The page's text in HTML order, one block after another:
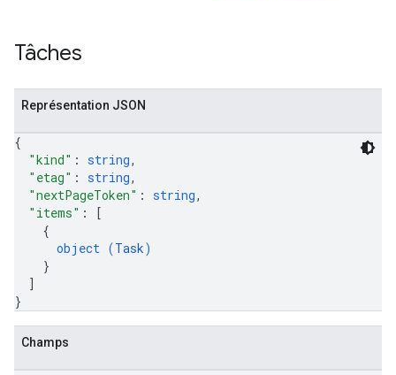
Tâches
Représentation JSON
{
"kind" : string,
"etag" : string,
"nextPageToken" : string,
"items" :
[
{
object (Task)
}
]
}
Champs